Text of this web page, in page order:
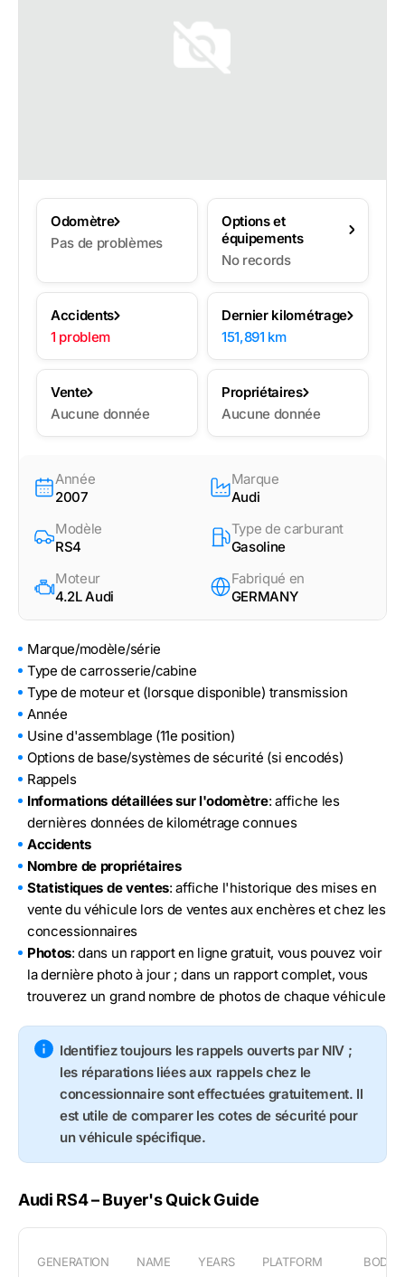
Odomètre
Pas de problèmes
Options et
équipements
No records
Accidents
1 problem
Dernier kilométrage
151,891 km
Vente
Aucune donnée
Propriétaires
Aucune donnée
Année
2007
Marque
Audi
Modèle
RS4
Type de carburant
Gasoline
Moteur
4.2L Audi
Fabriqué en
GERMANY
Marque/modèle/série
Type de carrosserie/cabine
Type de moteur et (lorsque disponible) transmission
Année
Usine d'assemblage (11e position)
Options de base/systèmes de sécurité (si encodés)
Rappels
Informations détaillées sur l'odomètre: affiche les
dernières données de kilométrage connues
Accidents
Nombre de propriétaires
Statistiques de ventes: affiche l'historique des mises en
vente du véhicule lors de ventes aux enchères et chez les
concessionnaires
Photos: dans un rapport en ligne gratuit, vous pouvez voir
la dernière photo à jour ; dans un rapport complet, vous
trouverez un grand nombre de photos de chaque véhicule
Identifiez toujours les rappels ouverts par NIV ;
les réparations liées aux rappels chez le
concessionnaire sont effectuées gratuitement. Il
est utile de comparer les cotes de sécurité pour
un véhicule spécifique.
Audi RS4 – Buyer's Quick Guide
GENERATION NAME YEARS PLATFORM BODY